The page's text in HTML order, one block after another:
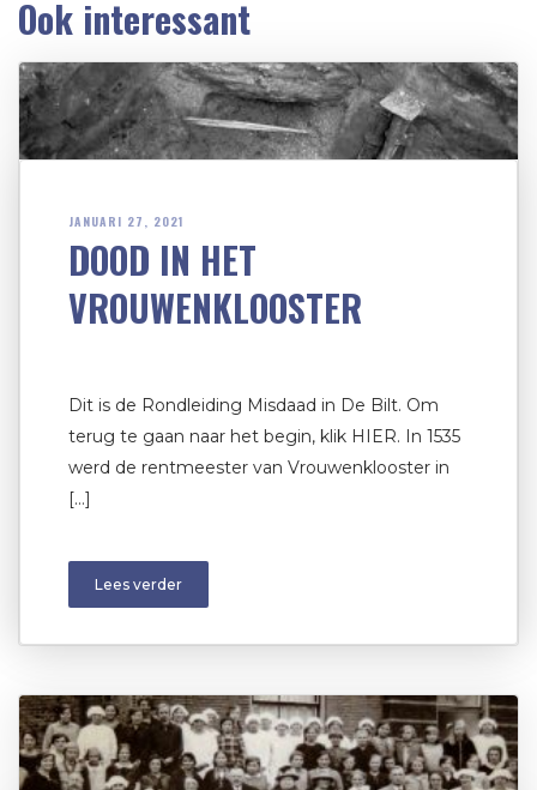
Ook interessant
JANUARI 27, 2021
DOOD IN HET
VROUWENKLOOSTER
Dit is de Rondleiding Misdaad in De Bilt. Om
terug te gaan naar het begin, klik HIER. In 1535
werd de rentmeester van Vrouwenklooster in
[…]
Lees verder